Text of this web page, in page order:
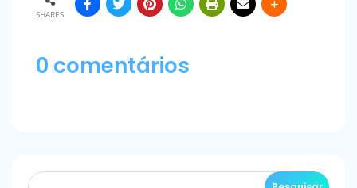
SHARES
0 comentários